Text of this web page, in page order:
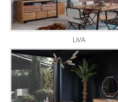
LiVA